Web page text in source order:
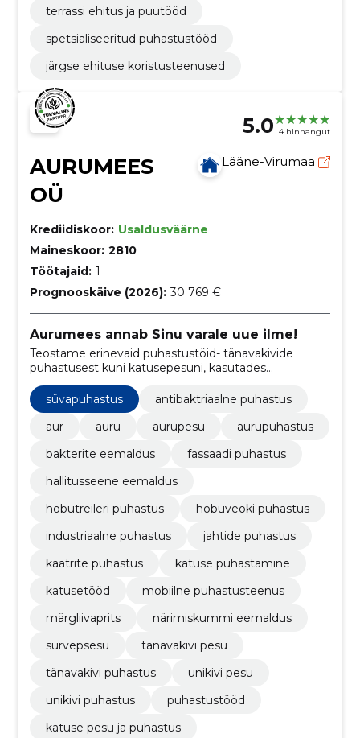
terrassi ehitus ja puutööd
spetsialiseeritud puhastustööd
järgse ehituse koristusteenused
5.0 4 hinnangut
AURUMEES
OÜ
Lääne-Virumaa
Krediidiskoor: Usaldusväärne
Maineskoor: 2810
Töötajaid: 1
Prognooskäive (2026): 30 769 €
Aurumees annab Sinu varale uue ilme!
Teostame erinevaid puhastustöid- tänavakivide
puhastusest kuni katusepesuni, kasutades
kõrgtasemel Kärcher Professional industriaalsed
pesureid ja profitöövahendeid.
süvapuhastus
antibaktriaalne puhastus
aur
auru aurupesu
aurupuhastus
bakterite eemaldus
fassaadi puhastus
hallitusseene eemaldus
hobutreileri puhastus
hobuveoki puhastus
industriaalne puhastus
jahtide puhastus
kaatrite puhastus
katuse puhastamine
katusetööd
mobiilne puhastusteenus
märgliivaprits
närimiskummi eemaldus
survepsesu
tänavakivi pesu
tänavakivi puhastus
unikivi pesu
unikivi puhastus
puhastustööd
katuse pesu ja puhastus